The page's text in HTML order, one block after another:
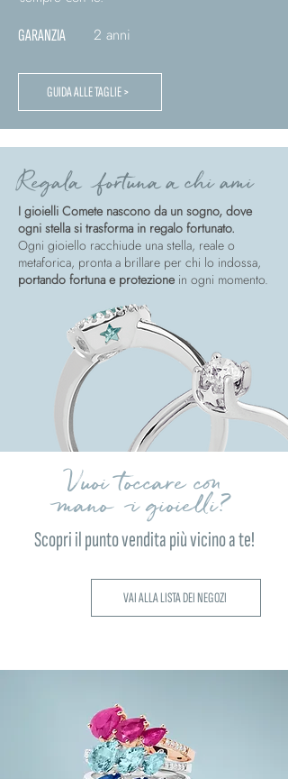
GARANZIA 2 anni
GUIDA ALLE TAGLIE >
Regala fortuna a chi ami
I gioielli Comete nascono da un sogno, dove
ogni stella si trasforma in regalo fortunato.
Ogni gioiello racchiude una stella, reale o
metaforica, pronta a brillare per chi lo indossa,
portando fortuna e protezione in ogni momento.
Vuoi toccare con
mano i gioielli?
Scopri il punto vendita più vicino a te!
VAI ALLA LISTA DEI NEGOZI